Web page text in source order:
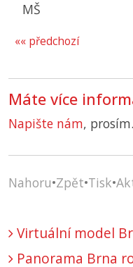
MŠ
«« předchozí
Máte více
Napište nám,
Nahoru•Zpět•Tisk•
Virtuální model
Panorama Brna